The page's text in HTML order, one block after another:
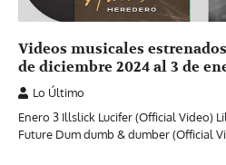
Videos musicales
de diciembre 2024 al 3 de
Lo Último
Enero 3 Illslick Lucifer (Official Video)
Future Dum dumb & dumber (Official